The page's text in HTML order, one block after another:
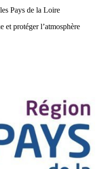
Pays de la Loire
et protéger l’atmosphère